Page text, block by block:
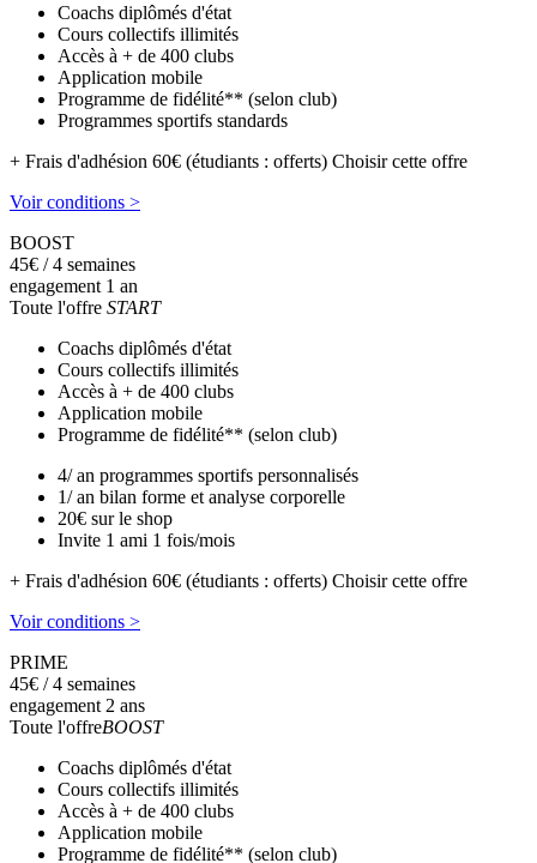
Coachs diplômés d'état
Cours collectifs illimités
Accès à + de 400 clubs
Application mobile
Programme de fidélité** (selon club)
Programmes sportifs standards
+ Frais d'adhésion 60€ (étudiants : offerts) Choisir cette offre
Voir conditions >
BOOST
45€ / 4 semaines
engagement 1 an
Toute l'offre START
Coachs diplômés d'état
Cours collectifs illimités
Accès à + de 400 clubs
Application mobile
Programme de fidélité** (selon club)
4/ an programmes sportifs personnalisés
1/ an bilan forme et analyse corporelle
20€ sur le shop
Invite 1 ami 1 fois/mois
+ Frais d'adhésion 60€ (étudiants : offerts) Choisir cette offre
Voir conditions >
PRIME
45€ / 4 semaines
engagement 2 ans
Toute l'offreBOOST
Coachs diplômés d'état
Cours collectifs illimités
Accès à + de 400 clubs
Application mobile
Programme de fidélité** (selon club)